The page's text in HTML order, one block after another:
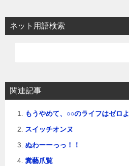
ネット用語検索
関連記事
もうやめて、○○のライフはゼロよ
スイッチオンヌ
ぬわーーっっ！！
糞藝爪覧